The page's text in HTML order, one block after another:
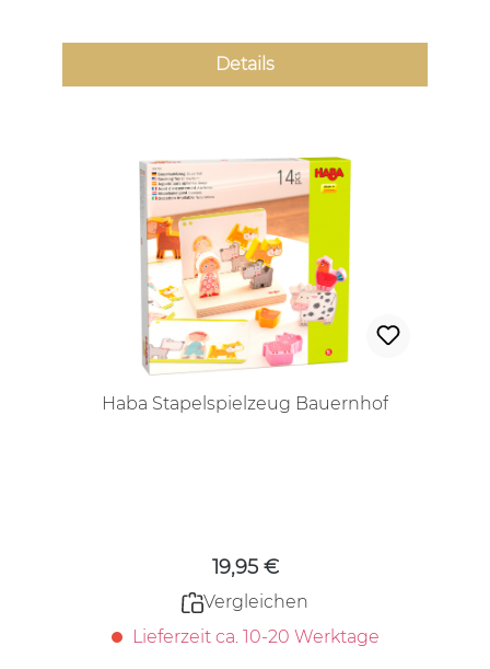
Details
Haba Stapelspielzeug Bauernhof
19,95 €
Vergleichen
Lieferzeit ca. 10-20 Werktage